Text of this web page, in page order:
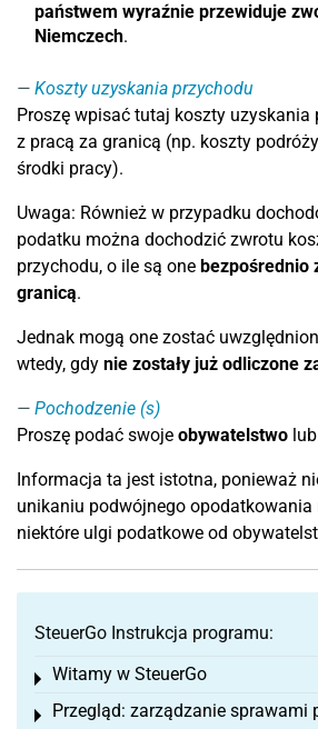
państwem wyraźnie przewiduje
Niemczech.
Koszty uzyskania przychodu
Proszę wpisać tutaj koszty uzyskania
z pracą za granicą (np. koszty
środki pracy).
Uwaga: Również w przypadku
podatku można dochodzić zwrotu
przychodu, o ile są one bezpośrednio
granicą.
Jednak mogą one zostać
wtedy, gdy nie zostały już odliczone
Pochodzenie (s)
Proszę podać swoje obywatelstwo
Informacja ta jest istotna, ponieważ
unikaniu podwójnego
niektóre ulgi podatkowe od
SteuerGo Instrukcja programu:
Witamy w SteuerGo
Toggle menu
Przegląd: zarządzanie sprawami
Toggle menu